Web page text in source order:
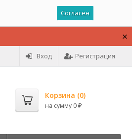
Согласен
Вход Регистрация
Корзина (0)
на сумму 0 ₽